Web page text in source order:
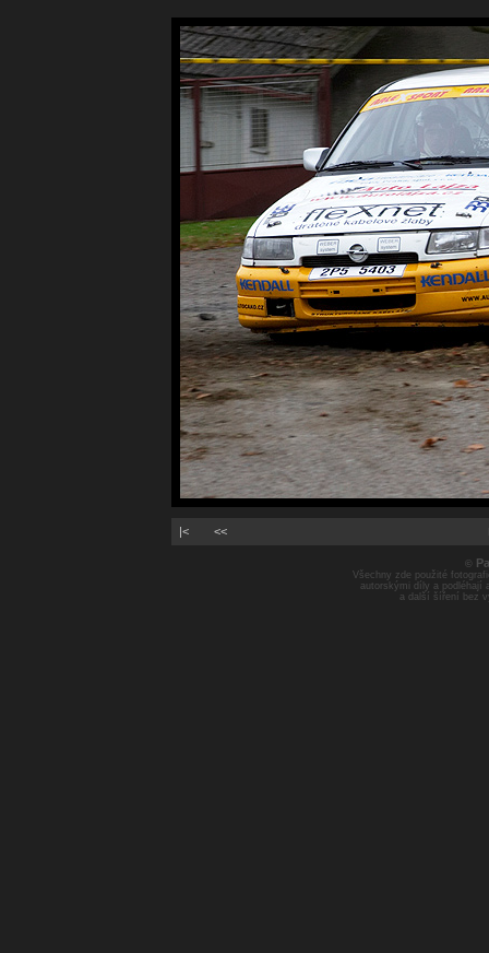
|< <<
©
Všechny zde použité
autorskými díly a podléhají
a další šíření bez